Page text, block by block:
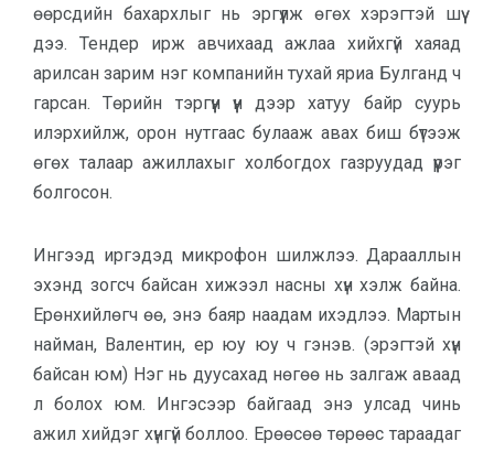
өөрсдийн бахархлыг нь эргүүлж өгөх хэрэгтэй шүү
дээ. Тендер ирж авчихаад ажлаа хийх­гүй хаяад
арилсан зарим нэг компанийн тухай яриа Булганд ч
гарсан. Төрийн тэргүүн үүн дээр ха­туу байр суурь
илэрхийлж, орон нут­гаас булааж авах биш бүтээж
өгөх та­лаар ажиллахыг холбогдох газруу­дад үүрэг
болгосон.
Ингээд иргэдэд микрофон шилж­лээ. Дарааллын
эхэнд зогсч байсан хи­жээл насны хүн хэлж байна.
Ерөн­хийлөгч өө, энэ баяр наадам ихэдлээ. Мартын
найман, Валентин, ер юу юу ч гэнэв. (эрэгтэй хүн
байсан юм) Нэг нь дуусахад нөгөө нь залгаж аваад
л болох юм. Ингэсээр байгаад энэ ул­сад чинь
ажил хийдэг хүнгүй боллоо. Ерөөсөө төрөөс тараадаг